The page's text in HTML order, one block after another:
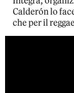
Calderón lo
che per il